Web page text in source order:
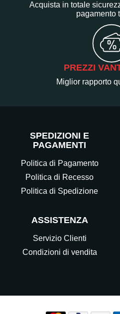
Acquista in totale
pagamento
PREZZI
Miglior rapporto
SPEDIZIONI E
PAGAMENTI
Politica di Pagamento
Politica di Recesso
Politica di Spedizione
ASSISTENZA
Servizio Clienti
Condizioni di vendita